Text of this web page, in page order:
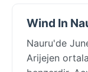
Wind In
Nauru'de
Arijejen